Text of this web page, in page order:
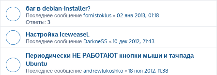
баг в debian-installer?
Последнее сообщение fomistoklus « 02 янв 2013, 01:18
Ответы: 3
Настройка Iceweasel.
Последнее сообщение DarkneSS « 10 дек 2012, 21:43
Периодически НЕ РАБОТАЮТ кнопки мыши и тачпада
Ubuntu
Последнее сообщение andrewlukoshko « 18 ноя 2012, 11:38